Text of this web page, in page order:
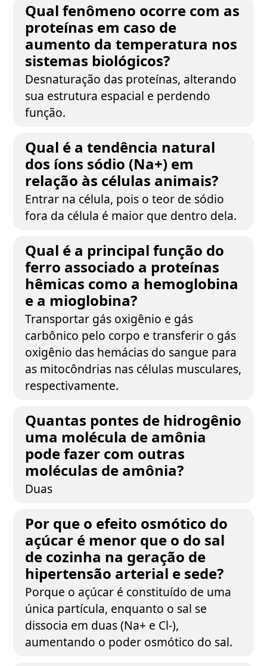
Qual fenômeno ocorre com as
proteínas em caso de
aumento da temperatura nos
sistemas biológicos?
Desnaturação das proteínas, alterando
sua estrutura espacial e perdendo
função.
Qual é a tendência natural
dos íons sódio (Na+) em
relação às células animais?
Entrar na célula, pois o teor de sódio
fora da célula é maior que dentro dela.
Qual é a principal função do
ferro associado a proteínas
hêmicas como a hemoglobina
e a mioglobina?
Transportar gás oxigênio e gás
carbônico pelo corpo e transferir o gás
oxigênio das hemácias do sangue para
as mitocôndrias nas células musculares,
respectivamente.
Quantas pontes de hidrogênio
uma molécula de amônia
pode fazer com outras
moléculas de amônia?
Duas
Por que o efeito osmótico do
açúcar é menor que o do sal
de cozinha na geração de
hipertensão arterial e sede?
Porque o açúcar é constituído de uma
única partícula, enquanto o sal se
dissocia em duas (Na+ e Cl-),
aumentando o poder osmótico do sal.